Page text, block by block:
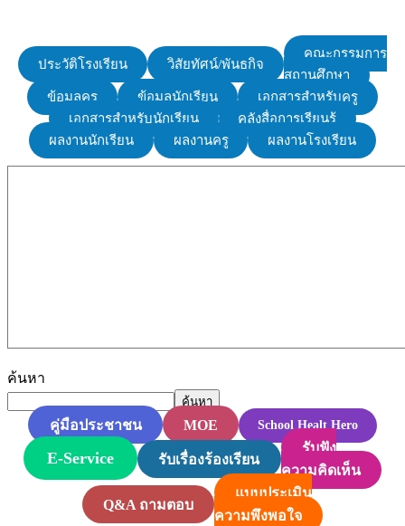
ประวัติโรงเรียน วิสัยทัศน์/พันธกิจ
คณะกรรมการ
สถานศึกษา
ข้อมูลครู
ข้อมูลนักเรียน
เอกสารสำหรับครู
เอกสารสำหรับนักเรียน
คลังสื่อการเรียนรู้
ผลงานนักเรียน
ผลงานครู ผลงานโรงเรียน
ค้นหา
ค้นหา
คู่มือประชาชน MOE School Healt Hero
E-Service รับเรื่องร้องเรียน
รับฟัง
ความคิดเห็น
Q&A ถามตอบ
แบบประเมิน
ความพึงพอใจ